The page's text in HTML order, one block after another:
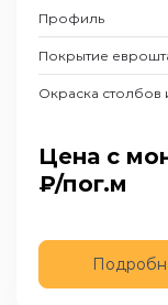
Профиль
Покрытие
Окраска столбов
Цена с
₽/пог.м